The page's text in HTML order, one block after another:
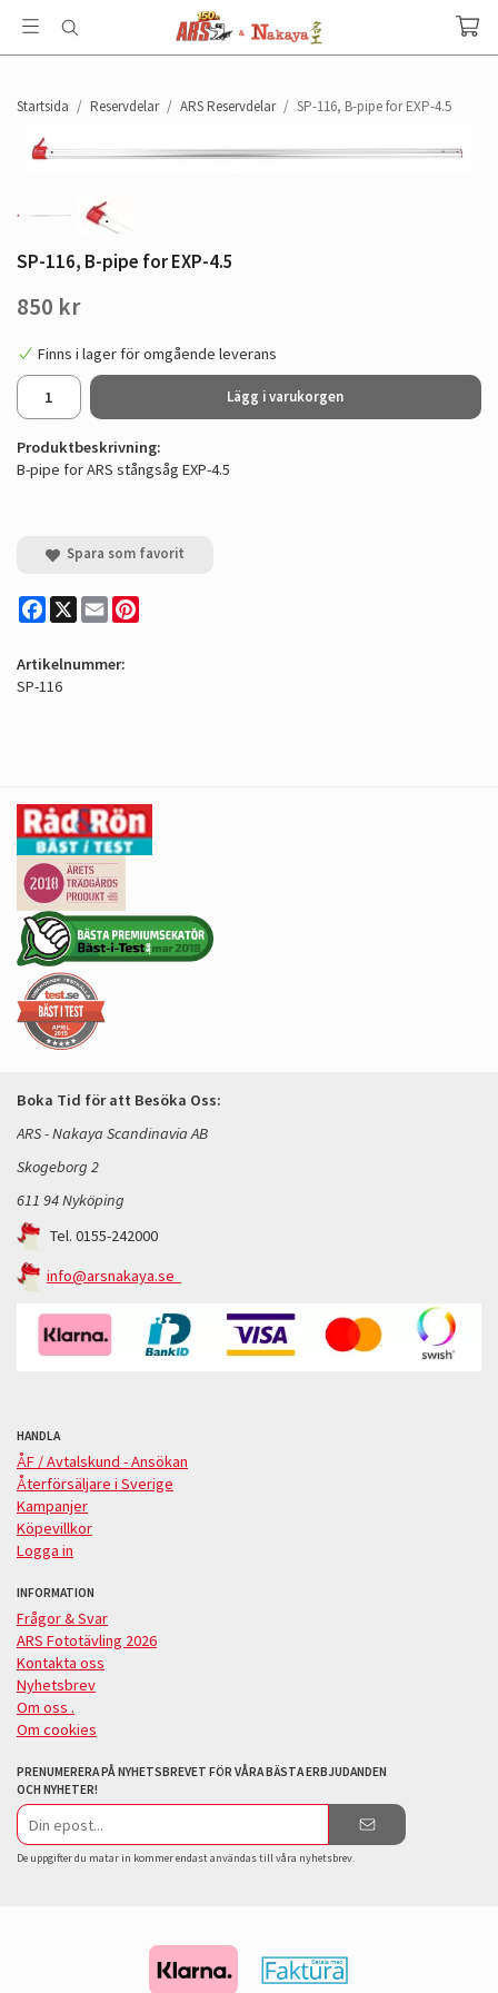
Startsida / Reservdelar / ARS Reservdelar / SP-116, B-pipe for EXP-4.5
SP-116, B-pipe for EXP-4.5
850 kr
Finns i lager för omgående leverans
Lägg i varukorgen
Produktbeskrivning:
B-pipe for ARS stångsåg EXP-4.5
Spara som favorit
Facebook
X Email
Artikelnummer:
SP-116
Boka Tid för att Besöka Oss:
ARS - Nakaya Scandinavia AB
Skogeborg 2
611 94 Nyköping
Tel. 0155-242000
info@arsnakaya.se
HANDLA
ÅF / Avtalskund - Ansökan
Återförsäljare i Sverige
Kampanjer
Köpevillkor
Logga in
INFORMATION
Frågor & Svar
ARS Fototävling 2026
Kontakta oss
Nyhetsbrev
Om oss .
Om cookies
PRENUMERERA PÅ NYHETSBREVET FÖR VÅRA BÄSTA ERBJUDANDEN
OCH NYHETER!
E-
postadress
De uppgifter du matar in kommer endast användas till våra nyhetsbrev.